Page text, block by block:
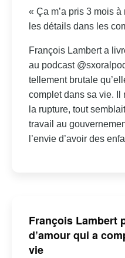
« Ça m’a pris 3 mois à
les détails dans les
François Lambert a
au podcast
tellement brutale
complet dans sa vie. Il
la rupture, tout
travail au
l’envie d’avoir des
François Lambert
d’amour qui a
vie